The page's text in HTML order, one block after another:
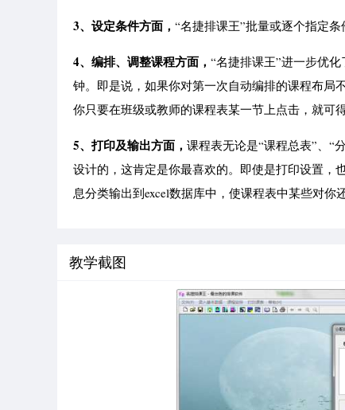
3、设定条件方面， “名捷排课王”批量或逐个指定
4、编排、调整课程方面， “名捷排课王”进一步优
钟。即是说，如果你对第一次自动编排的课程布局
你只要在班级或教师的课程表某一节上点击，就可
5、打印及输出方面， 课程表无论是“课程总表”、“
设计的，这肯定是你最喜欢的。即使是打印设置，
息分类输出到excel数据库中，使课程表中某些对你
教学截图